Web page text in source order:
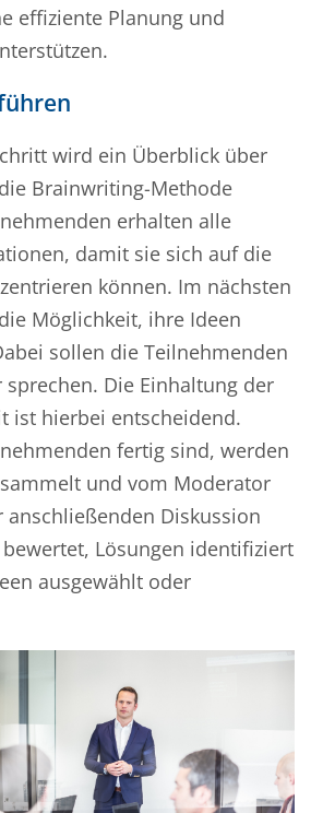
effiziente Planung und
wird ein Überblick über
Brainwriting-Methode
erhalten alle
damit sie sich auf die
können. Im nächsten
Möglichkeit, ihre Ideen
sollen die Teilnehmenden
Die Einhaltung der
ist hierbei entscheidend.
fertig sind, werden
und vom Moderator
Diskussion
Lösungen identifiziert
ausgewählt oder